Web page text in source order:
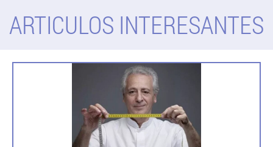
ARTICULOS INTERESANTES